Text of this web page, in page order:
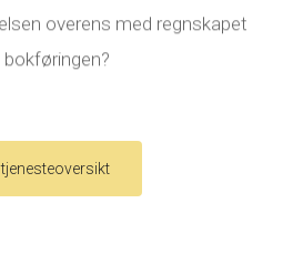
overens med regnskapet
bokføringen?
tjenesteoversikt